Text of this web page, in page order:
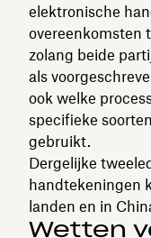
elektronische
overeenkomsten
zolang beide
als
ook welke
specifieke
gebruikt.
Dergelijke
handtekeningen
landen en in
Wetten